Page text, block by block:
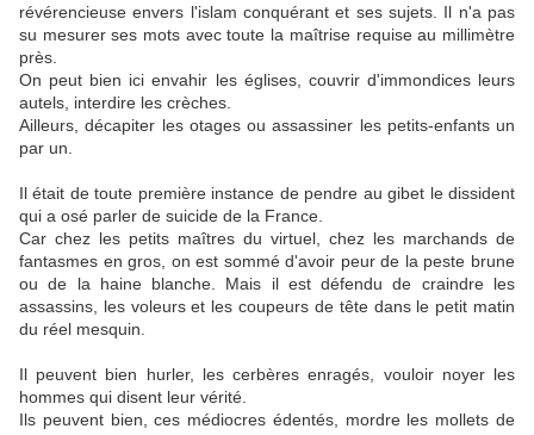
révérencieuse envers l'islam conquérant et ses sujets. Il n'a pas
su mesurer ses mots avec toute la maîtrise requise au millimètre
près.
On peut bien ici envahir les églises, couvrir d'immondices leurs
autels, interdire les crèches.
Ailleurs, décapiter les otages ou assassiner les petits-enfants un
par un.
Il était de toute première instance de pendre au gibet le dissident
qui a osé parler de suicide de la France.
Car chez les petits maîtres du virtuel, chez les marchands de
fantasmes en gros, on est sommé d'avoir peur de la peste brune
ou de la haine blanche. Mais il est défendu de craindre les
assassins, les voleurs et les coupeurs de tête dans le petit matin
du réel mesquin.
Il peuvent bien hurler, les cerbères enragés, vouloir noyer les
hommes qui disent leur vérité.
Ils peuvent bien, ces médiocres édentés, mordre les mollets de